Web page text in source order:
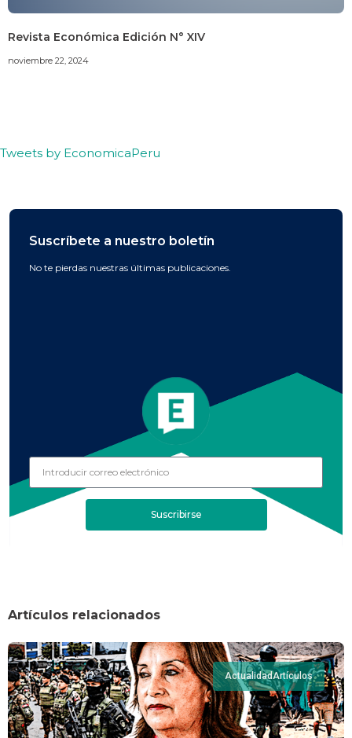
Revista Económica Edición N° XIV
noviembre 22, 2024
Tweets by EconomicaPeru
Suscríbete a nuestro boletín
No te pierdas nuestras últimas publicaciones.
Suscribirse
Artículos relacionados
ActualidadArtículos